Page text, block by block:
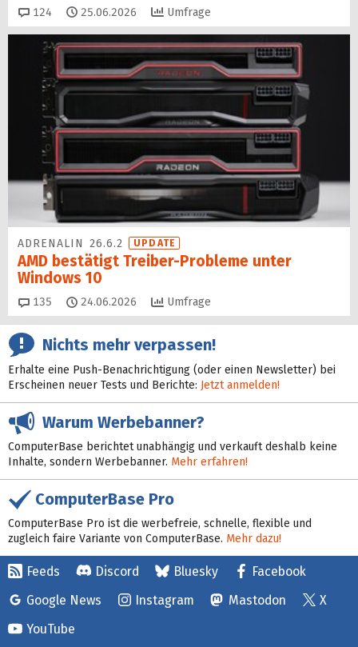
124 Kommentare
25.06.2026 Umfrage
ADRENALIN 26.6.2 UPDATE
AMD bestätigt Treiber-Probleme unter
Windows 10
135 Kommentare
24.06.2026 Umfrage
Nichts mehr verpassen!
Erhalte eine Push-Benachrichtigung (oder einen Newsletter) bei
Erscheinen neuer Tests und Berichte: Jetzt anmelden!
Warum Werbebanner?
ComputerBase berichtet unabhängig und verkauft deshalb keine
Inhalte, sondern Werbebanner. Mehr erfahren!
ComputerBase Pro
ComputerBase Pro ist die werbefreie, schnelle, flexible und
zugleich faire Variante von ComputerBase. Mehr dazu!
Feeds Discord Bluesky
Facebook
Google News
Instagram Mastodon
X
YouTube